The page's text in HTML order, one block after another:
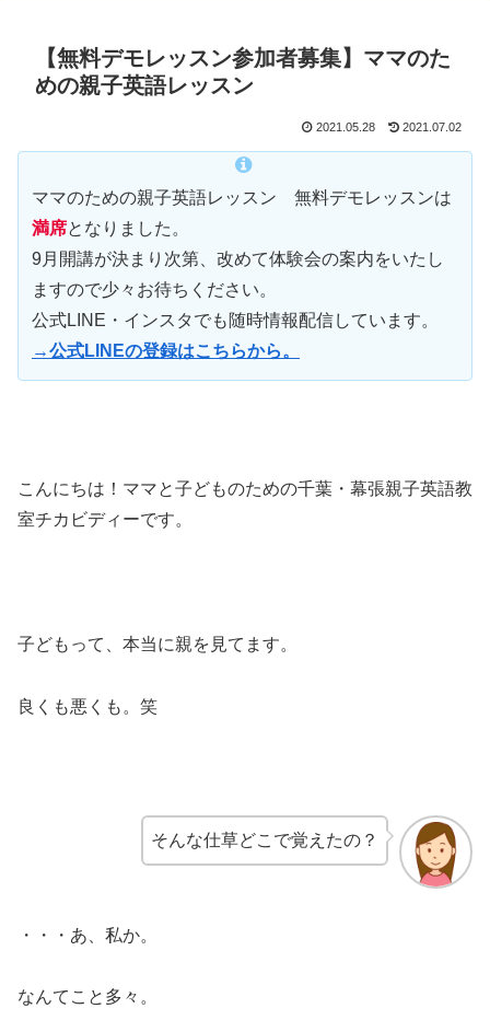
【無料デモレッスン参加者募集】ママのた
めの親子英語レッスン
2021.05.28 2021.07.02
ママのための親子英語レッスン 無料デモレッスンは
満席となりました。
9月開講が決まり次第、改めて体験会の案内をいたし
ますので少々お待ちください。
公式LINE・インスタでも随時情報配信しています。
→公式LINEの登録はこちらから。
こんにちは！ママと子どものための千葉・幕張親子英語教
室チカビディーです。
子どもって、本当に親を見てます。
良くも悪くも。笑
そんな仕草どこで覚えたの？
・・・あ、私か。
なんてこと多々。